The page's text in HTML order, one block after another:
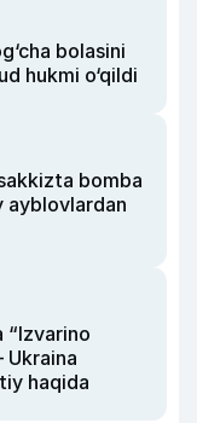
bolasini
hukmi o‘qildi
bomba
ayblovlardan
“Izvarino
Ukraina
haqida